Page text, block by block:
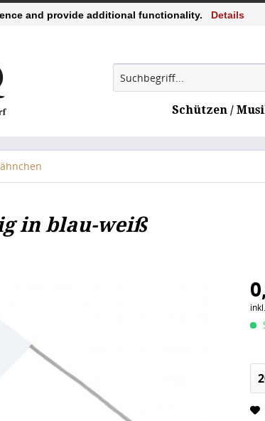
Schützen /
in blau-weiß
and provide additional functionality. Details